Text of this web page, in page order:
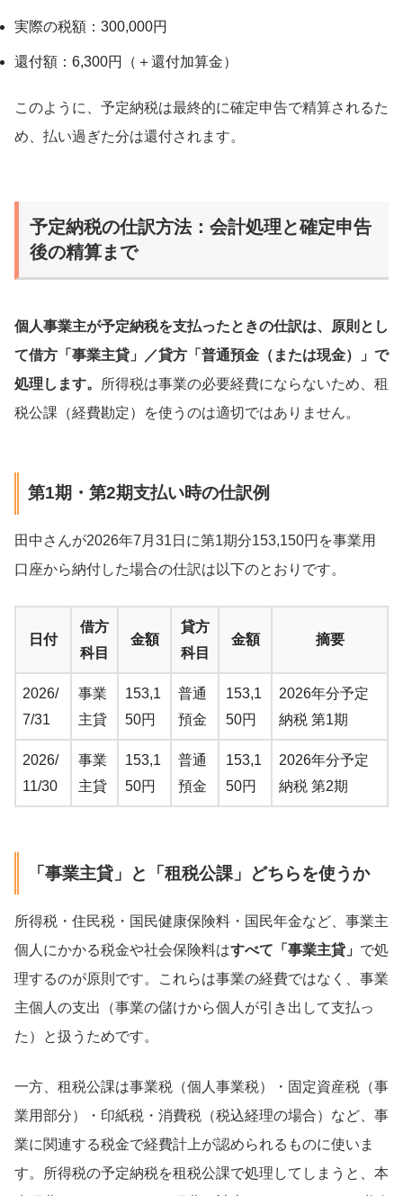
実際の税額：300,000円
還付額：6,300円（＋還付加算金）
このように、予定納税は最終的に確定申告で精算されるた
め、払い過ぎた分は還付されます。
予定納税の仕訳方法：会計処理と確定申告
後の精算まで
個人事業主が予定納税を支払ったときの仕訳は、原則とし
て借方「事業主貸」／貸方「普通預金（または現金）」で
処理します。
所得税は事業の必要経費にならないため、租
税公課（経費勘定）を使うのは適切ではありません。
第1期・第2期支払い時の仕訳例
田中さんが2026年7月31日に第1期分153,150円を事業用
口座から納付した場合の仕訳は以下のとおりです。
日付
借方
科目
金額
貸方
科目
金額 摘要
2026/
7/31
事業
主貸
153,1
50円
普通
預金
153,1
50円
2026年分予定
納税 第1期
2026/
11/30
事業
主貸
153,1
50円
普通
預金
153,1
50円
2026年分予定
納税 第2期
「事業主貸」と「租税公課」どちらを使うか
所得税・住民税・国民健康保険料・国民年金など、事業主
個人にかかる税金や社会保険料はすべて「事業主貸」 で処
理するのが原則です。これらは事業の経費ではなく、事業
主個人の支出（事業の儲けから個人が引き出して支払っ
た）と扱うためです。
一方、租税公課は事業税（個人事業税）・固定資産税（事
業用部分）・印紙税・消費税（税込経理の場合）など、事
業に関連する税金で経費計上が認められるものに使いま
す。所得税の予定納税を租税公課で処理してしまうと、本